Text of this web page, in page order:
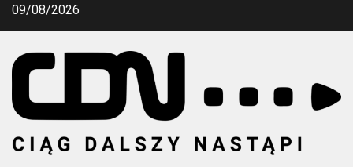
Przejdź
09/08/2026